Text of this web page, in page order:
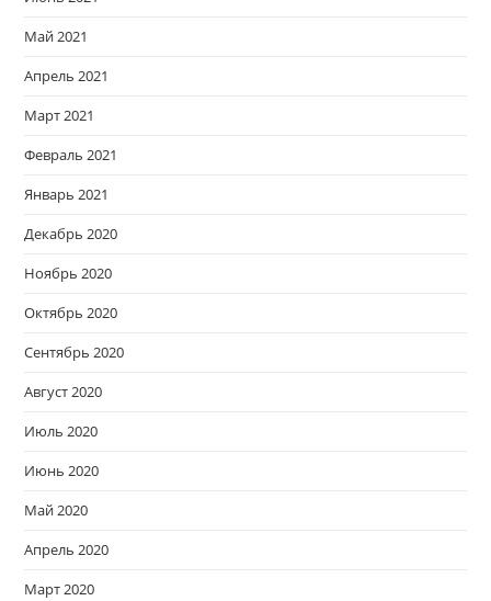
Май 2021
Апрель 2021
Март 2021
Февраль 2021
Январь 2021
Декабрь 2020
Ноябрь 2020
Октябрь 2020
Сентябрь 2020
Август 2020
Июль 2020
Июнь 2020
Май 2020
Апрель 2020
Март 2020